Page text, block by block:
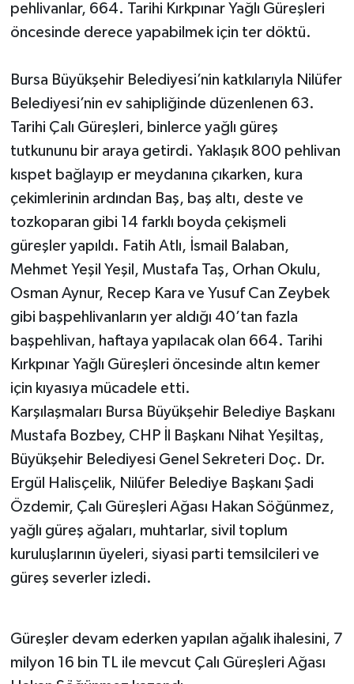
pehlivanlar, 664. Tarihi Kırkpınar Yağlı Güreşleri
öncesinde derece yapabilmek için ter döktü.
Bursa Büyükşehir Belediyesi’nin katkılarıyla Nilüfer
Belediyesi’nin ev sahipliğinde düzenlenen 63.
Tarihi Çalı Güreşleri, binlerce yağlı güreş
tutkununu bir araya getirdi. Yaklaşık 800 pehlivan
kıspet bağlayıp er meydanına çıkarken, kura
çekimlerinin ardından Baş, baş altı, deste ve
tozkoparan gibi 14 farklı boyda çekişmeli
güreşler yapıldı. Fatih Atlı, İsmail Balaban,
Mehmet Yeşil Yeşil, Mustafa Taş, Orhan Okulu,
Osman Aynur, Recep Kara ve Yusuf Can Zeybek
gibi başpehlivanların yer aldığı 40’tan fazla
başpehlivan, haftaya yapılacak olan 664. Tarihi
Kırkpınar Yağlı Güreşleri öncesinde altın kemer
için kıyasıya mücadele etti.
Karşılaşmaları Bursa Büyükşehir Belediye Başkanı
Mustafa Bozbey, CHP İl Başkanı Nihat Yeşiltaş,
Büyükşehir Belediyesi Genel Sekreteri Doç. Dr.
Ergül Halisçelik, Nilüfer Belediye Başkanı Şadi
Özdemir, Çalı Güreşleri Ağası Hakan Söğünmez,
yağlı güreş ağaları, muhtarlar, sivil toplum
kuruluşlarının üyeleri, siyasi parti temsilcileri ve
güreş severler izledi.
Güreşler devam ederken yapılan ağalık ihalesini, 7
milyon 16 bin TL ile mevcut Çalı Güreşleri Ağası